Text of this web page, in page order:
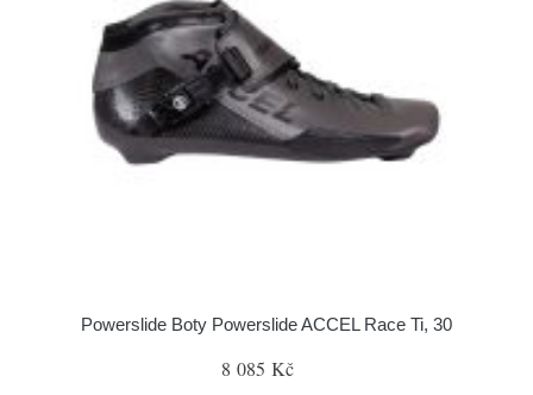
Powerslide Boty Powerslide ACCEL Race Ti, 30
8 085 Kč